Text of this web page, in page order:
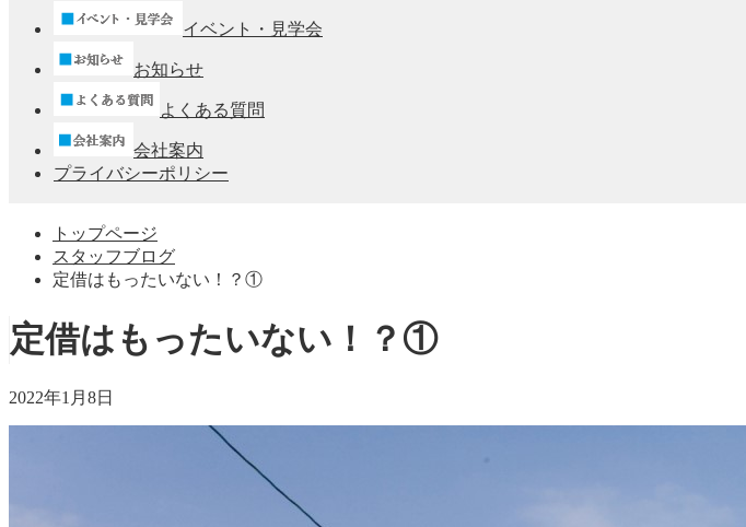
イベント・見学会
お知らせ
よくある質問
会社案内
プライバシーポリシー
トップページ
スタッフブログ
定借はもったいない！？①
定借はもったいない！？①
2022年1月8日